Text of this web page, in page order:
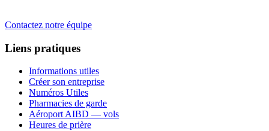
Contactez notre équipe
Liens pratiques
Informations utiles
Créer son entreprise
Numéros Utiles
Pharmacies de garde
Aéroport AIBD — vols
Heures de prière